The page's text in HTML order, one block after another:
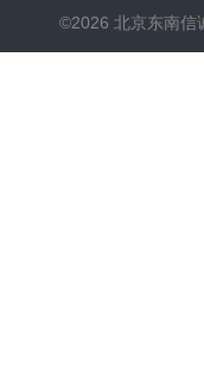
©2026 北京东南信